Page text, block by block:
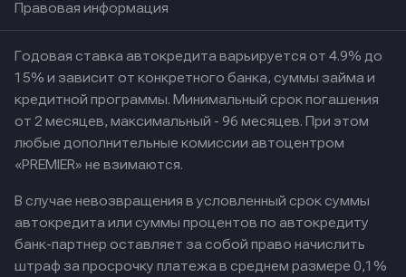
Правовая информация
Годовая ставка автокредита варьируется от 4.9% до
15% и зависит от конкретного банка, суммы займа и
кредитной программы. Минимальный срок погашения
от 2 месяцев, максимальный - 96 месяцев. При этом
любые дополнительные комиссии автоцентром
«PREMIER» не взимаются.
В случае невозвращения в условленный срок суммы
автокредита или суммы процентов по автокредиту
банк-партнер оставляет за собой право начислить
штраф за просрочку платежа в среднем размере 0,1%